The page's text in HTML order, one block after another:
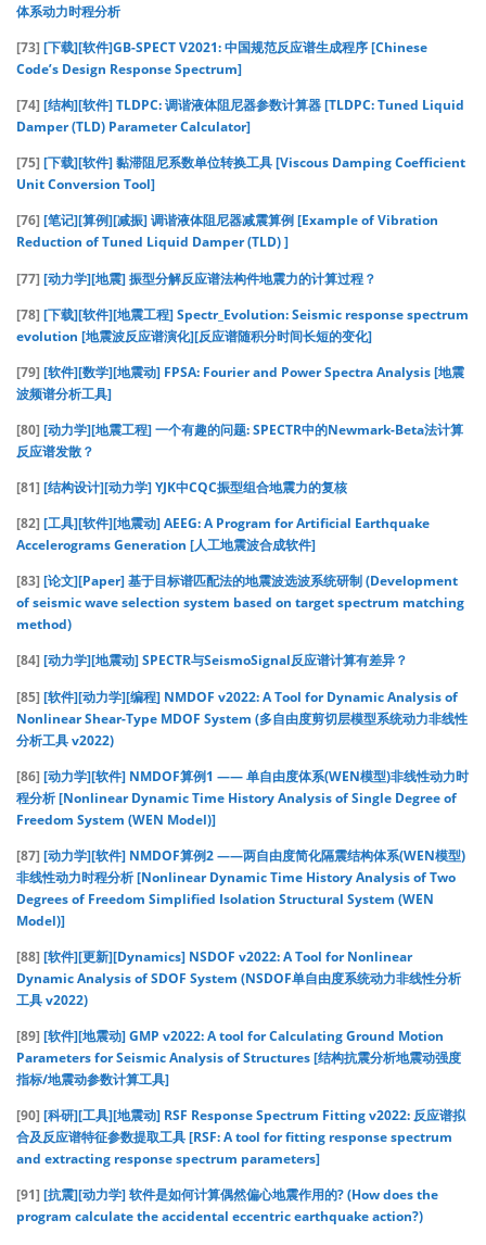
体系动力时程分析
[73] [下载][软件]GB-SPECT V2021: 中国规范反应谱生成程序 [Chinese
Code’s Design Response Spectrum]
[74] [结构][软件] TLDPC: 调谐液体阻尼器参数计算器 [TLDPC: Tuned Liquid
Damper (TLD) Parameter Calculator]
[75] [下载][软件] 黏滞阻尼系数单位转换工具 [Viscous Damping Coefficient
Unit Conversion Tool]
[76] [笔记][算例][减振] 调谐液体阻尼器减震算例 [Example of Vibration
Reduction of Tuned Liquid Damper (TLD) ]
[77] [动力学][地震] 振型分解反应谱法构件地震力的计算过程？
[78] [下载][软件][地震工程] Spectr_Evolution: Seismic response spectrum
evolution [地震波反应谱演化][反应谱随积分时间长短的变化]
[79] [软件][数学][地震动] FPSA: Fourier and Power Spectra Analysis [地震
波频谱分析工具]
[80] [动力学][地震工程] 一个有趣的问题: SPECTR中的Newmark-Beta法计算
反应谱发散？
[81] [结构设计][动力学] YJK中CQC振型组合地震力的复核
[82] [工具][软件][地震动] AEEG: A Program for Artificial Earthquake
Accelerograms Generation [人工地震波合成软件]
[83] [论文][Paper] 基于目标谱匹配法的地震波选波系统研制 (Development
of seismic wave selection system based on target spectrum matching
method)
[84] [动力学][地震动] SPECTR与SeismoSignal反应谱计算有差异？
[85] [软件][动力学][编程] NMDOF v2022: A Tool for Dynamic Analysis of
Nonlinear Shear-Type MDOF System (多自由度剪切层模型系统动力非线性
分析工具 v2022)
[86] [动力学][软件] NMDOF算例1 —— 单自由度体系(WEN模型)非线性动力时
程分析 [Nonlinear Dynamic Time History Analysis of Single Degree of
Freedom System (WEN Model)]
[87] [动力学][软件] NMDOF算例2 ——两自由度简化隔震结构体系(WEN模型)
非线性动力时程分析 [Nonlinear Dynamic Time History Analysis of Two
Degrees of Freedom Simplified Isolation Structural System (WEN
Model)]
[88] [软件][更新][Dynamics] NSDOF v2022: A Tool for Nonlinear
Dynamic Analysis of SDOF System (NSDOF单自由度系统动力非线性分析
工具 v2022)
[89] [软件][地震动] GMP v2022: A tool for Calculating Ground Motion
Parameters for Seismic Analysis of Structures [结构抗震分析地震动强度
指标/地震动参数计算工具]
[90] [科研][工具][地震动] RSF Response Spectrum Fitting v2022: 反应谱拟
合及反应谱特征参数提取工具 [RSF: A tool for fitting response spectrum
and extracting response spectrum parameters]
[91] [抗震][动力学] 软件是如何计算偶然偏心地震作用的? (How does the
program calculate the accidental eccentric earthquake action?)